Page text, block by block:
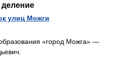
улиц Можги
«город Можга» —